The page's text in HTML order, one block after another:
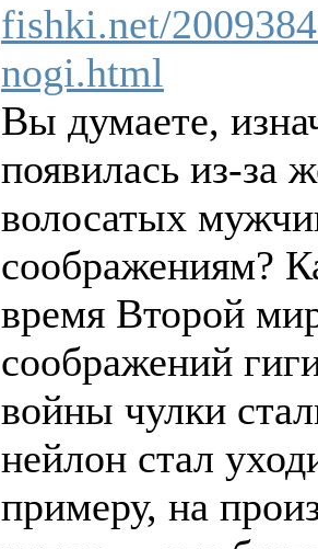
fishki.net/
nogi.html
Вы думаете,
появилась из-за
волосатых
соображениям?
время Второй
соображений
войны чулки
нейлон стал
примеру, на